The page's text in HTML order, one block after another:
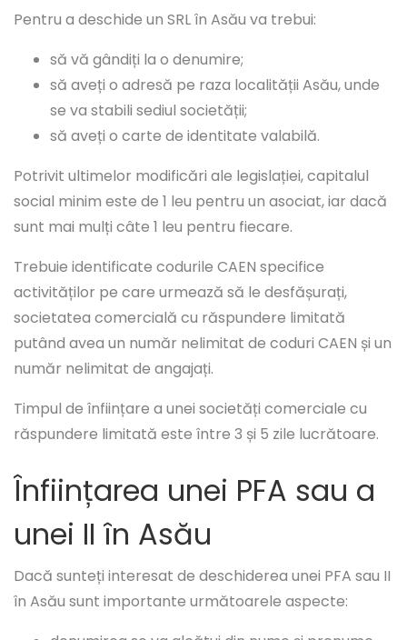
Pentru a deschide un SRL în Asău va trebui:
să vă gândiți la o denumire;
să aveți o adresă pe raza localității Asău, unde
se va stabili sediul societății;
să aveți o carte de identitate valabilă.
Potrivit ultimelor modificări ale legislației, capitalul
social minim este de 1 leu pentru un asociat, iar dacă
sunt mai mulți câte 1 leu pentru fiecare.
Trebuie identificate codurile CAEN specifice
activităților pe care urmează să le desfășurați,
societatea comercială cu răspundere limitată
putând avea un număr nelimitat de coduri CAEN și un
număr nelimitat de angajați.
Timpul de înființare a unei societăți comerciale cu
răspundere limitată este între 3 și 5 zile lucrătoare.
Înființarea unei PFA sau a
unei II în Asău
Dacă sunteți interesat de deschiderea unei PFA sau II
în Asău sunt importante următoarele aspecte: